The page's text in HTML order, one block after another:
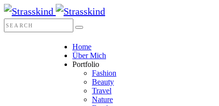
Home
Über Mich
Portfolio
Fashion
Beauty
Travel
Nature